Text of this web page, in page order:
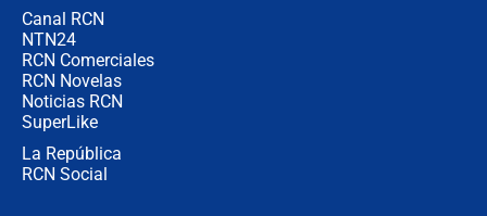
Canal RCN
NTN24
RCN Comerciales
RCN Novelas
Noticias RCN
SuperLike
La República
RCN Social